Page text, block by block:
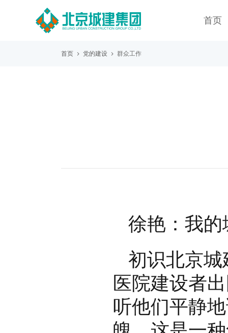
首页
首页 党的建设 群众工作
徐艳：我的
初识北京城
医院建设者
听他们平静